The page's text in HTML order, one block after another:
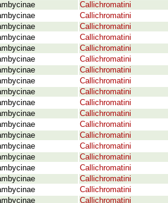
Callichromatini
Callichromatini
Callichromatini
Callichromatini
Callichromatini
Callichromatini
Callichromatini
Callichromatini
Callichromatini
Callichromatini
Callichromatini
Callichromatini
Callichromatini
Callichromatini
Callichromatini
Callichromatini
Callichromatini
Callichromatini
Callichromatini